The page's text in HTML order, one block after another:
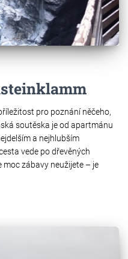
pro poznání něčeho,
soutěska je od apartmánu
a nejhlubším
vede po dřevěných
moc zábavy neužijete – je